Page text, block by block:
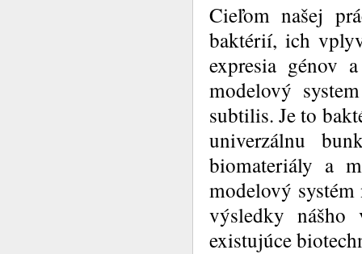
Cieľom našej
baktérií, ich
expresia génov
modelový
subtilis. Je to
univerzálnu
biomateriály a
modelový
výsledky nášho
existujúce